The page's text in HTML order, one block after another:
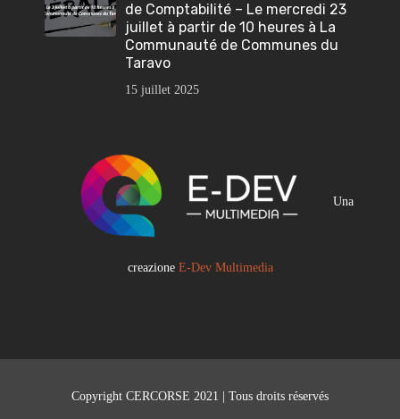
de Comptabilité – Le mercredi 23
juillet à partir de 10 heures à La
Communauté de Communes du
Taravo
15 juillet 2025
Una
creazione E-Dev Multimedia
Copyright CERCORSE 2021 | Tous droits réservés